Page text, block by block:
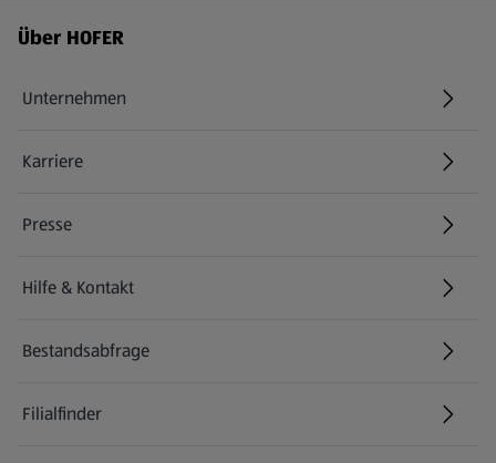
Fußzeilenmenü - weitere Links
Über HOFER
Unternehmen
Karriere
(öffnet in einem neuen Tab)
Presse
Hilfe & Kontakt
(öffnet in einem neuen Tab)
Bestandsabfrage
(öffnet in einem neuen Tab)
Filialfinder